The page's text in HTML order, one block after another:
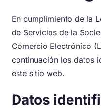
En cumplimiento de la
de Servicios de la
Comercio Electrónico
continuación los datos
este sitio web.
Datos